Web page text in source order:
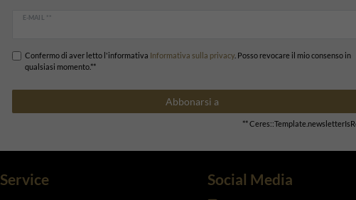
E-MAIL **
Confermo di aver letto l'informativa Informativa sulla privacy. Posso revocare il mio consenso in
qualsiasi momento.**
Abbonarsi a
**
Service Social Media